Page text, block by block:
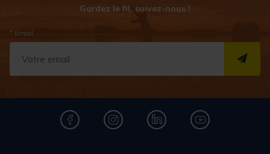
Gardez le fil, suivez-nous !
* Email